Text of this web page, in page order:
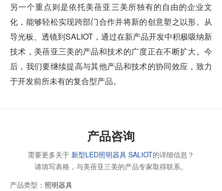
另一个重点则是依托美蓓亚三美所独有的自由的企业文
化，能够轻松实现跨部门合作并将新的创意塑之以形。从
导光板、透镜到SALIOT，通过在新产品开发中积极吸纳新
技术，美蓓亚三美的产品和技术的广度正在不断扩大。今
后，我们要继续提高与其他产品和技术的协同效应，致力
于开发前所未有的复合型产品。
产品咨询
需要更多关于 新型LED照明器具 SALIOT的详细信息？
请填写表格，与美蓓亚三美的产品专家取得联系。
产品类型： 照明器具